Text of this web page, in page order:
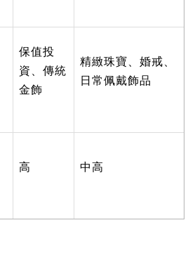
保值投
資、傳統
金飾
精緻珠寶、婚戒、
日常佩戴飾品
高 中高